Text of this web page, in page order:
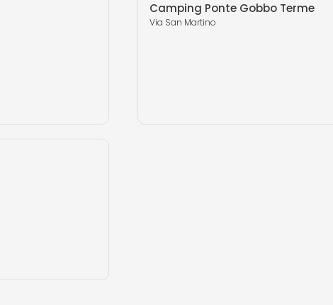
Camping Ponte Gobbo Terme
Via San Martino